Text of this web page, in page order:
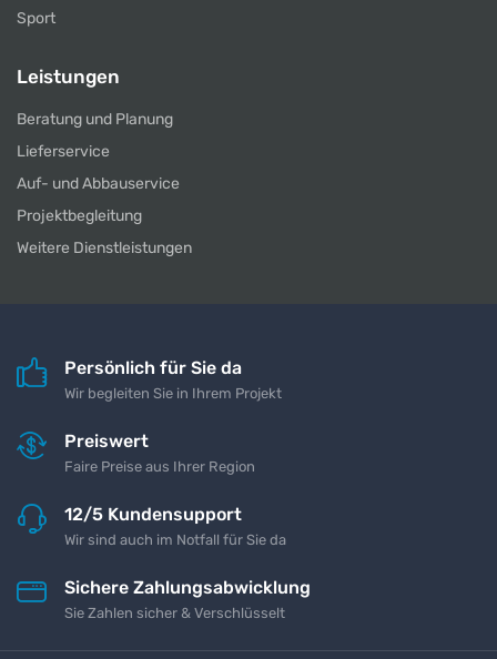
Sport
Leistungen
Beratung und Planung
Lieferservice
Auf- und Abbauservice
Projektbegleitung
Weitere Dienstleistungen
Persönlich für Sie da
Wir begleiten Sie in Ihrem Projekt
Preiswert
Faire Preise aus Ihrer Region
12/5 Kundensupport
Wir sind auch im Notfall für Sie da
Sichere Zahlungsabwicklung
Sie Zahlen sicher & Verschlüsselt